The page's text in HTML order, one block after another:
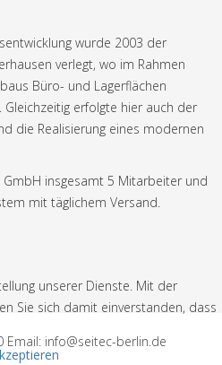
wurde 2003 der
verlegt, wo im Rahmen
Büro- und Lagerflächen
erfolgte hier auch der
die Realisierung eines modernen
GmbH insgesamt 5 Mitarbeiter und
mit täglichem Versand.
Email: info@seitec-berlin.de
unserer Dienste. Mit der
Sie sich damit einverstanden, dass